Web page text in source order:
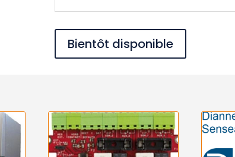
Bientôt disponible